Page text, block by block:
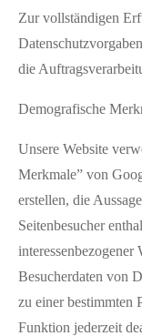
Zur vollständigen
die
Demografische
Unsere Website
Merkmale” von
erstellen, die
Seitenbesucher
Besucherdaten von
zu einer bestimmten
Funktion jederzeit